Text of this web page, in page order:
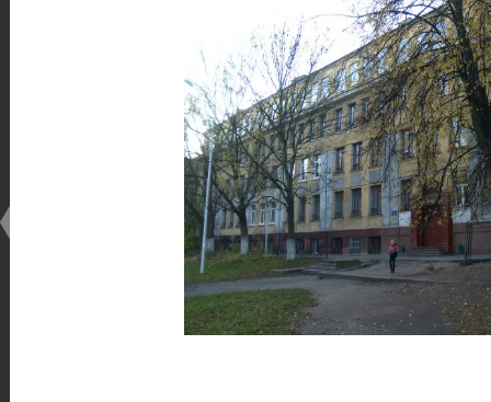
Общественные здания и сооружения